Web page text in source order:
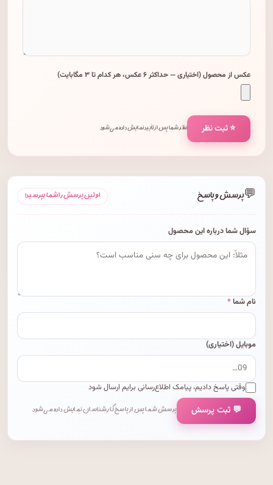
عکس از محصول (اختیاری — حداکثر ۶ عکس، هر کدام تا ۳ مگابایت)
⭐ ثبت نظر نظر شما پس از تأیید نمایش داده می‌شود.
💬پرسش و پاسخ اولین پرسش را شما بپرسید!
سؤال شما درباره این محصول
نام شما*
موبایل (اختیاری)
وقتی پاسخ دادیم، پیامک اطلاع‌رسانی برایم ارسال شود
💬 ثبت پرسش پرسش شما پس از پاسخ کارشناسان نمایش داده می‌شود.